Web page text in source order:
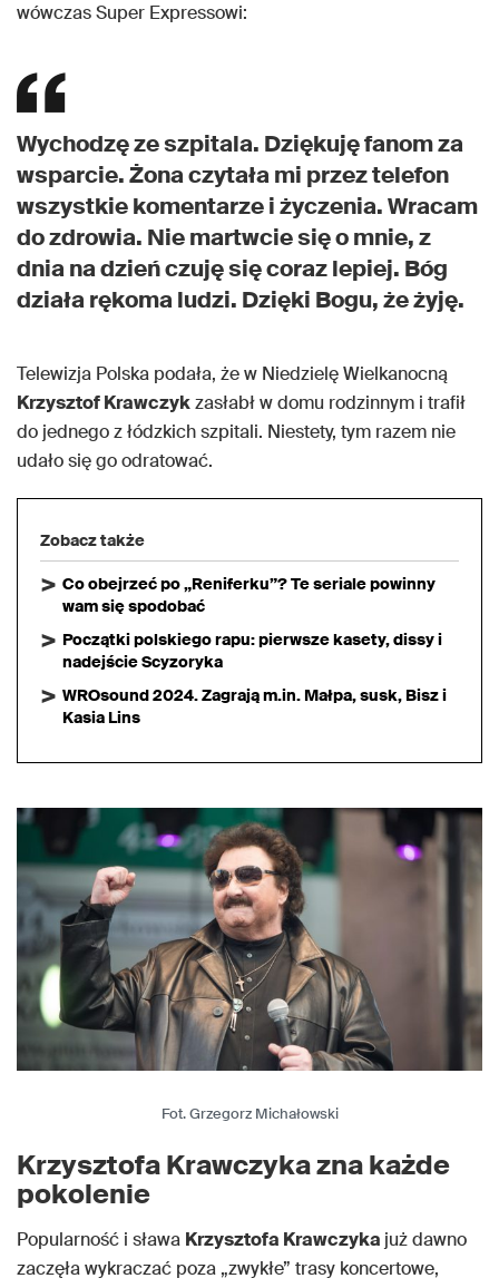
wówczas Super Expressowi:
Wychodzę ze szpitala. Dziękuję fanom za
wsparcie. Żona czytała mi przez telefon
wszystkie komentarze i życzenia. Wracam
do zdrowia. Nie martwcie się o mnie, z
dnia na dzień czuję się coraz lepiej. Bóg
działa rękoma ludzi. Dzięki Bogu, że żyję.
Telewizja Polska podała, że w Niedzielę Wielkanocną
Krzysztof Krawczykzasłabł w domu rodzinnym i trafił
do jednego z łódzkich szpitali. Niestety, tym razem nie
udało się go odratować.
Zobacz także
Co obejrzeć po „Reniferku”? Te seriale powinny
wam się spodobać
Początki polskiego rapu: pierwsze kasety, dissy i
nadejście Scyzoryka
WROsound 2024. Zagrają m.in. Małpa, susk, Bisz i
Kasia Lins
Fot. Grzegorz Michałowski
Krzysztofa Krawczyka zna każde
pokolenie
Popularność i sława Krzysztofa Krawczyka już dawno
zaczęła wykraczać poza „zwykłe” trasy koncertowe,